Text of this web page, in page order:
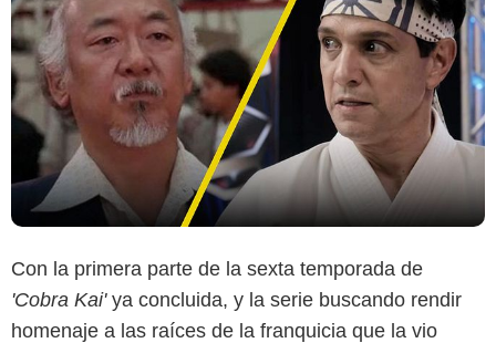
Con la primera parte de la sexta temporada de
'Cobra Kai' ya concluida, y la serie buscando rendir
homenaje a las raíces de la franquicia que la vio